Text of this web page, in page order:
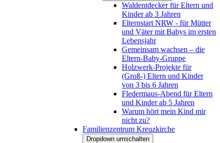
Waldentdecker für Eltern und
Kinder ab 3 Jahren
Elternstart NRW - für Mütter
und Väter mit Babys im ersten
Lebensjahr
Gemeinsam wachsen – die
Eltern-Baby-Gruppe
Holzwerk-Projekte für
(Groß-) Eltern und Kinder
von 3 bis 6 Jahren
Fledermaus-Abend für Eltern
und Kinder ab 5 Jahren
Warum hört mein Kind mir
nicht zu?
Familienzentrum Kreuzkirche
Dropdown umschalten